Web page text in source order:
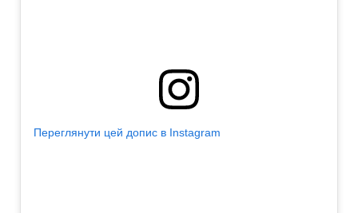
Переглянути цей допис в Instagram